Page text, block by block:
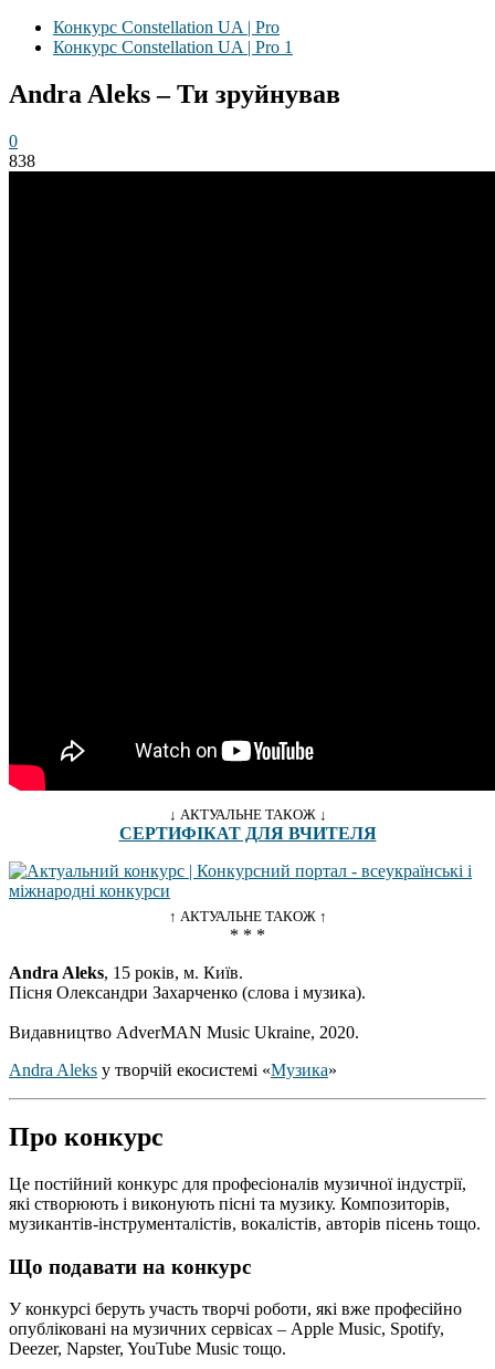
Конкурс Constellation UA | Pro
Конкурс Constellation UA | Pro 1
Andra Aleks – Ти зруйнував
0
838
↓ АКТУАЛЬНЕ ТАКОЖ ↓
СЕРТИФІКАТ ДЛЯ ВЧИТЕЛЯ
↑ АКТУАЛЬНЕ ТАКОЖ ↑
* * *
Andra Aleks, 15 років, м. Київ.
Пісня Олександри Захарченко (слова і музика).
Видавництво AdverMAN Music Ukraine, 2020.
Andra Aleks у творчій екосистемі «Музика»
Про конкурс
Це постійний конкурс для професіоналів музичної індустрії,
які створюють і виконують пісні та музику. Композиторів,
музикантів-інструменталістів, вокалістів, авторів пісень тощо.
Що подавати на конкурс
У конкурсі беруть участь творчі роботи, які вже професійно
опубліковані на музичних сервісах – Apple Music, Spotify,
Deezer, Napster, YouTube Music тощо.